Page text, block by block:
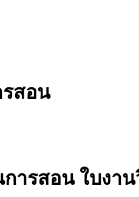
รสอน
การสอน ใบงา